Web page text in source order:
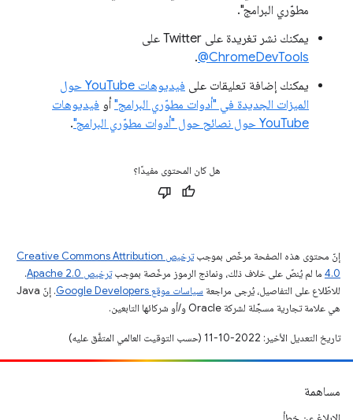
مطوّري البرامج".
يمكنك نشر تغريدة على Twitter على
‎@ChromeDevTools
.
يمكنك إضافة تعليقات على
فيديوهات YouTube حول
الميزات الجديدة في "أدوات مطوّري البرامج"أو فيديوهات
YouTube حول نصائح حول "أدوات مطوّري البرامج"
.
هل كان المحتوى مفيدًا؟
إنّ محتوى هذه الصفحة مرخّص بموجب
ترخيص Creative Commons Attribution
4.0‏ ما لم يُنصّ على خلاف ذلك، ونماذج الرموز مرخّصة بموجبترخيص Apache 2.0‏
.
للاطّلاع على التفاصيل، يُرجى مراجعة سياسات موقع Google Developers‏
. إنّ Java
هي علامة تجارية مسجَّلة لشركة Oracle و/أو شركائها التابعين.
تاريخ التعديل الأخير: 2022-10-11 (حسب التوقيت العالمي المتفَّق عليه)
مساهمة